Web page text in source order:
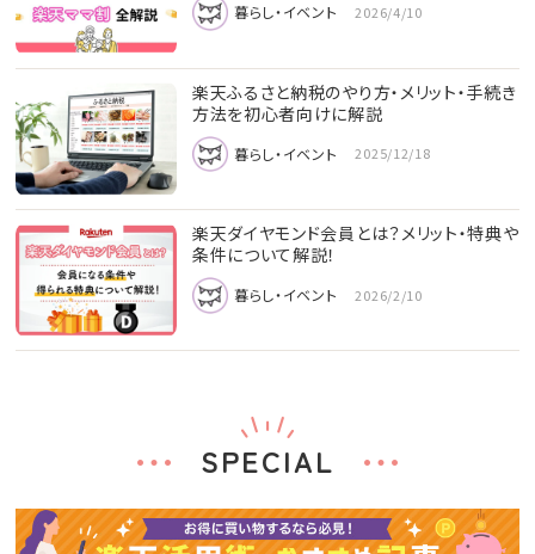
暮らし・イベント 2026/4/10
楽天ふるさと納税のやり方・メリット・手続き
方法を初心者向けに解説
暮らし・イベント 2025/12/18
楽天ダイヤモンド会員とは？メリット・特典や
条件について解説！
暮らし・イベント 2026/2/10
SPECIAL